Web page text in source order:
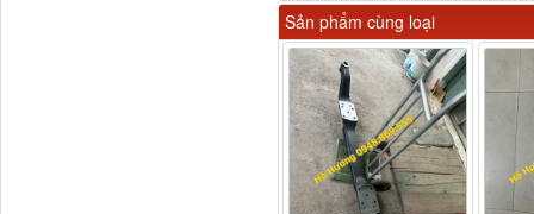
Sản phẩm cùng loại